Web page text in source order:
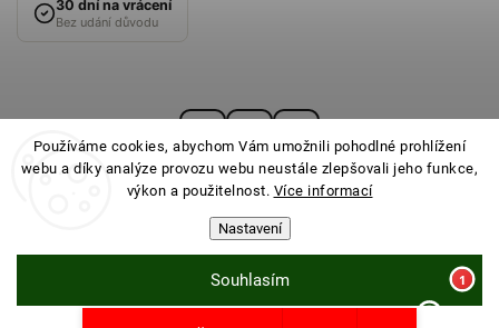
Používáme cookies, abychom Vám umožnili pohodlné prohlížení
webu a díky analýze provozu webu neustále zlepšovali jeho funkce,
výkon a použitelnost. Více informací
Nastavení
Souhlasím
30 dní na vrácení
Bez udání důvodu
PONOŽKOVNA· Všechna práva vyhrazena ·
Nastavení cookies